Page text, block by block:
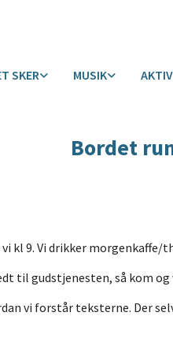
SKER MUSIK
Bordet
kl 9. Vi drikker
til gudstjenesten, så kom og
vi forstår teksterne. Der